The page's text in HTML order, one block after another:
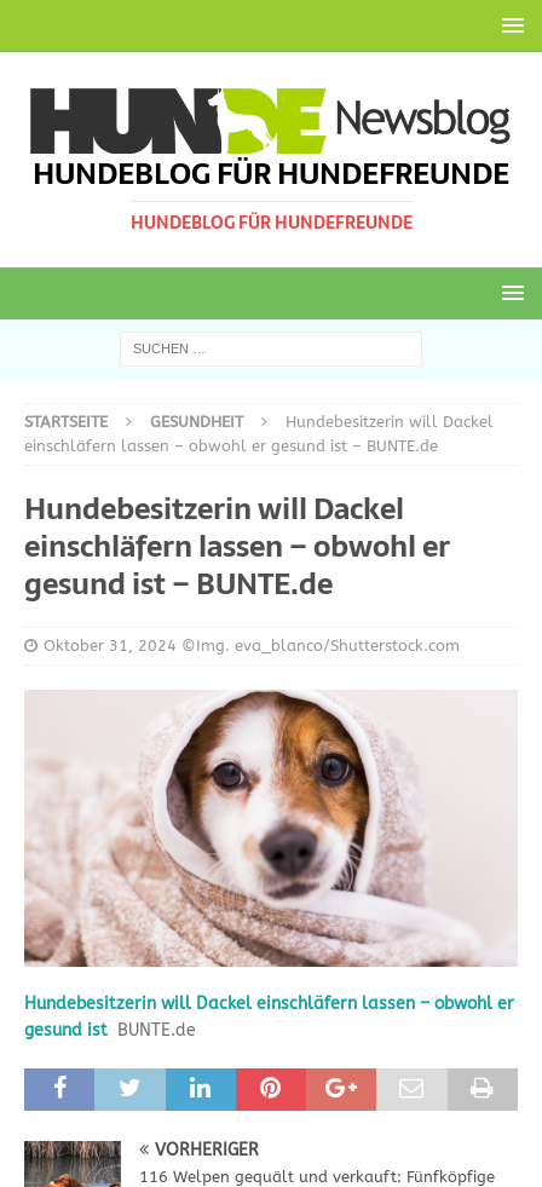
HUNDEBLOG FÜR HUNDEFREUNDE
HUNDEBLOG FÜR HUNDEFREUNDE
STARTSEITE GESUNDHEIT
Hundebesitzerin will Dackel
einschläfern lassen – obwohl er gesund ist – BUNTE.de
Hundebesitzerin will Dackel
einschläfern lassen – obwohl er
gesund ist – BUNTE.de
Oktober 31, 2024 ©Img. eva_blanco/Shutterstock.com
Hundebesitzerin will Dackel einschläfern lassen – obwohl er
gesund ist BUNTE.de
VORHERIGER
116 Welpen gequält und verkauft: Fünfköpfige